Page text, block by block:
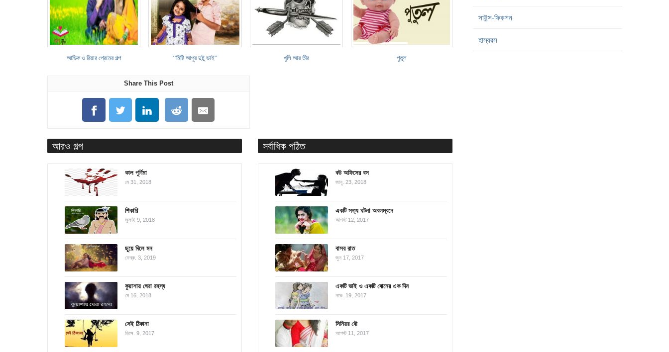
আভিক ও রিয়ার প্রেমের গল্প ’’মিষ্টি আপুর দুষ্টু ভাই” খুলি আর তীর পুতুল
Share This Post
আরও গল্প
কাল পূর্ণিমা
মে 31, 2018
শিকারি
জুলাই 9, 2018
ছুয়ে দিলে মন
ফেব্রু. 3, 2019
কুয়াশায় ঘেরা রহস্য
মে 16, 2018
সেই ঠিকানা
ডিসে. 9, 2017
সর্বাধিক পঠিত
বউ অফিসের বস
জানু. 23, 2018
একটি সত্য ঘটনা অবলম্বনে
আগস্ট 12, 2017
বাসর রাত
জুন 17, 2017
একটি ভাই ও একটি বোনের এক দিন
নভে. 19, 2017
সিনিয়র বৌ
আগস্ট 11, 2017
সাইন্স-ফিকশন
হাস্যরস